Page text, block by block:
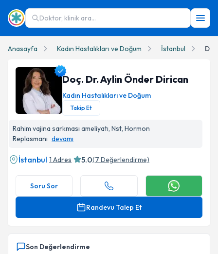
Doktor, klinik ara...
Anasayfa Kadın Hastalıkları ve Doğum İstanbul
Doç. Dr. Aylin Önder Dirican
Kadın Hastalıkları ve Doğum
Takip Et
Rahim vajina sarkması ameliyatı, Nst, Hormon
Replasmanı devamı
İstanbul 1 Adres 5.0(7 Değerlendirme)
Soru Sor
Randevu Talep Et
Son Değerlendirme